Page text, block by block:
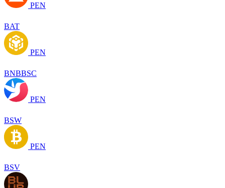
PEN
BAT
PEN
BNBBSC
PEN
BSW
PEN
BSV